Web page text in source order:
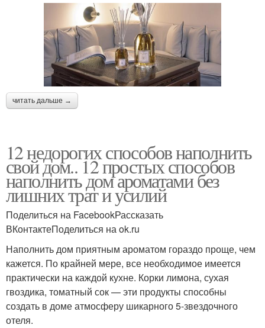
читать дальше →
12 недорогих способов наполнить
свой дом.. 12 простых способов
наполнить дом ароматами без
лишних трат и усилий
Поделиться на FacebookРассказать
ВКонтактеПоделиться на ok.ru
Наполнить дом приятным ароматом гораздо проще, чем
кажется. По крайней мере, все необходимое имеется
практически на каждой кухне. Корки лимона, сухая
гвоздика, томатный сок — эти продукты способны
создать в доме атмосферу шикарного 5-звездочного
отеля.